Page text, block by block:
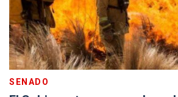
SENADO